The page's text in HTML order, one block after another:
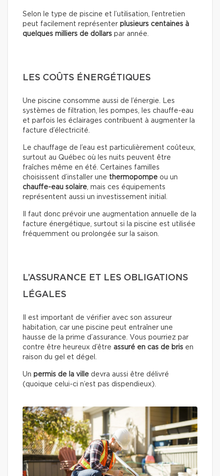
Selon le type de piscine et l’utilisation, l’entretien
peut facilement représenter plusieurs centaines à
quelques milliers de dollars par année.
LES COÛTS ÉNERGÉTIQUES
Une piscine consomme aussi de l’énergie. Les
systèmes de filtration, les pompes, les chauffe-eau
et parfois les éclairages contribuent à augmenter la
facture d’électricité.
Le chauffage de l’eau est particulièrement coûteux,
surtout au Québec où les nuits peuvent être
fraîches même en été. Certaines familles
choisissent d’installer une thermopompe ou un
chauffe-eau solaire, mais ces équipements
représentent aussi un investissement initial.
Il faut donc prévoir une augmentation annuelle de la
facture énergétique, surtout si la piscine est utilisée
fréquemment ou prolongée sur la saison.
L’ASSURANCE ET LES OBLIGATIONS
LÉGALES
Il est important de vérifier avec son assureur
habitation, car une piscine peut entraîner une
hausse de la prime d’assurance. Vous pourriez par
contre être heureux d’être assuré en cas de bris en
raison du gel et dégel.
Un permis de la ville devra aussi être délivré
(quoique celui-ci n’est pas dispendieux).